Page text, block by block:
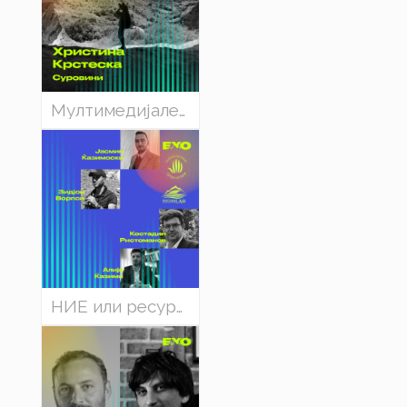
Мултимедијален проект „Суровини“ на Христина Крстеска
НИЕ или ресурсите - ПРИРОДА НАСПРОТИ ЕКОНОМСКИТЕ ПРОЕКТИ